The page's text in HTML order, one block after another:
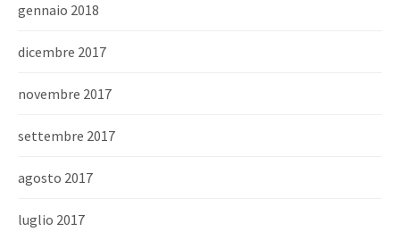
gennaio 2018
dicembre 2017
novembre 2017
settembre 2017
agosto 2017
luglio 2017